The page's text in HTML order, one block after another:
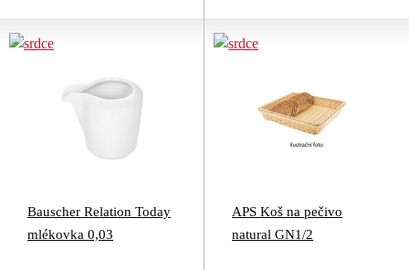
Bauscher Relation Today
mlékovka 0,03
APS Koš na pečivo
natural GN1/2